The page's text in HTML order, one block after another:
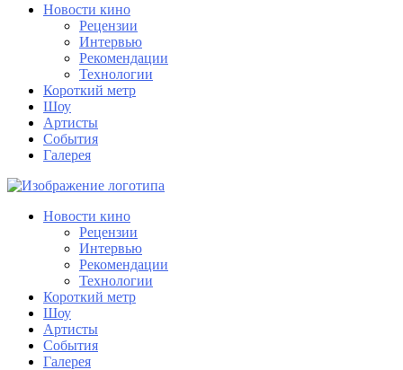
Новости кино
Рецензии
Интервью
Рекомендации
Технологии
Короткий метр
Шоу
Артисты
События
Галерея
Новости кино
Рецензии
Интервью
Рекомендации
Технологии
Короткий метр
Шоу
Артисты
События
Галерея